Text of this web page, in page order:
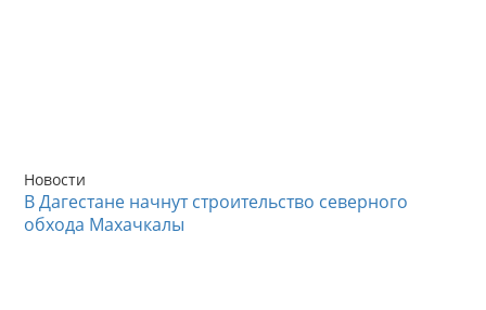
Новости
В Дагестане начнут строительство северного
обхода Махачкалы